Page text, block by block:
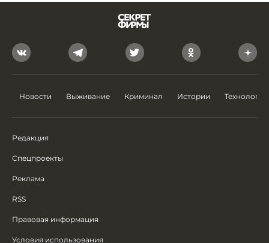
Новости Выживание Криминал Истории Технологии
Редакция
Спецпроекты
Реклама
RSS
Правовая информация
Условия использования